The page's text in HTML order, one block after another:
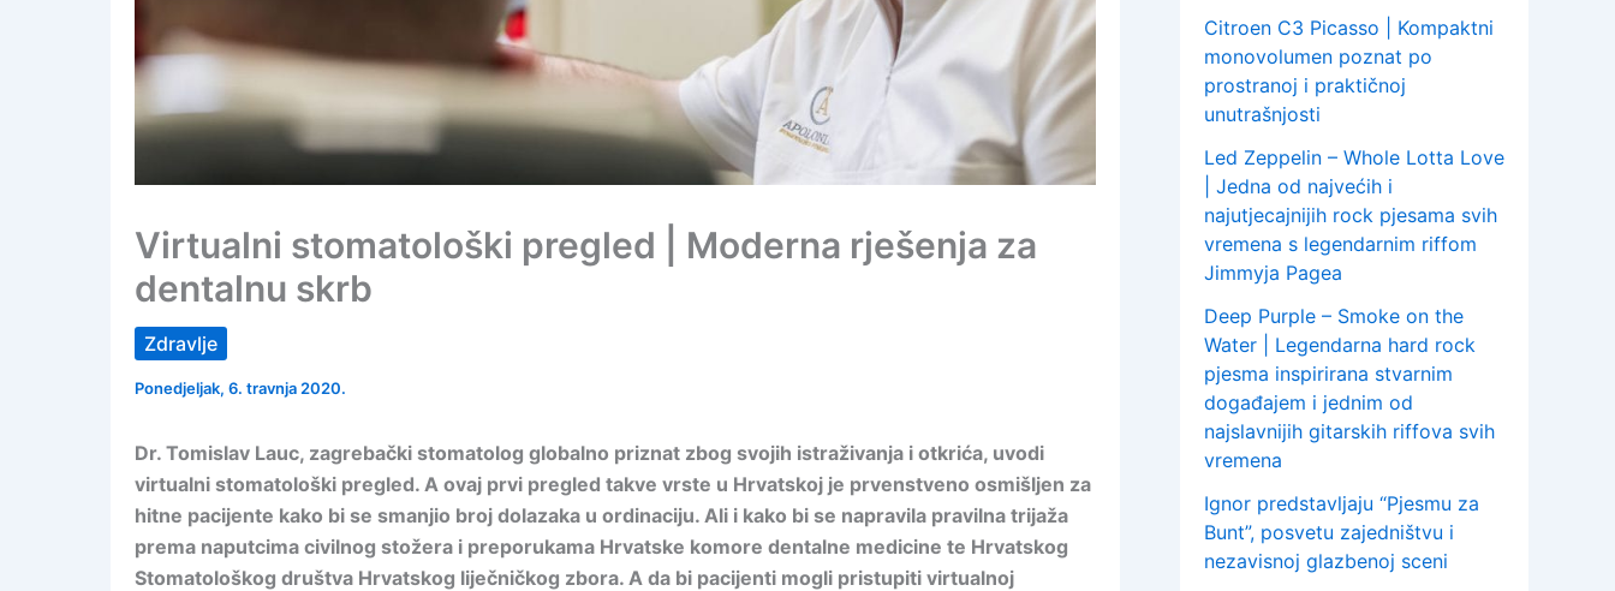
Virtualni stomatološki pregled | Moderna rješenja za
dentalnu skrb
Zdravlje
Ponedjeljak, 6. travnja 2020.
Dr. Tomislav Lauc, zagrebački stomatolog globalno priznat zbog svojih istraživanja i otkrića, uvodi
virtualni stomatološki pregled. A ovaj prvi pregled takve vrste u Hrvatskoj je prvenstveno osmišljen za
hitne pacijente kako bi se smanjio broj dolazaka u ordinaciju. Ali i kako bi se napravila pravilna trijaža
prema naputcima civilnog stožera i preporukama Hrvatske komore dentalne medicine te Hrvatskog
Stomatološkog društva Hrvatskog liječničkog zbora. A da bi pacijenti mogli pristupiti virtualnoj
Citroen C3 Picasso | Kompaktni
monovolumen poznat po
prostranoj i praktičnoj
unutrašnjosti
Led Zeppelin – Whole Lotta Love
| Jedna od najvećih i
najutjecajnijih rock pjesama svih
vremena s legendarnim riffom
Jimmyja Pagea
Deep Purple – Smoke on the
Water | Legendarna hard rock
pjesma inspirirana stvarnim
događajem i jednim od
najslavnijih gitarskih riffova svih
vremena
Ignor predstavljaju “Pjesmu za
Bunt”, posvetu zajedništvu i
nezavisnoj glazbenoj sceni